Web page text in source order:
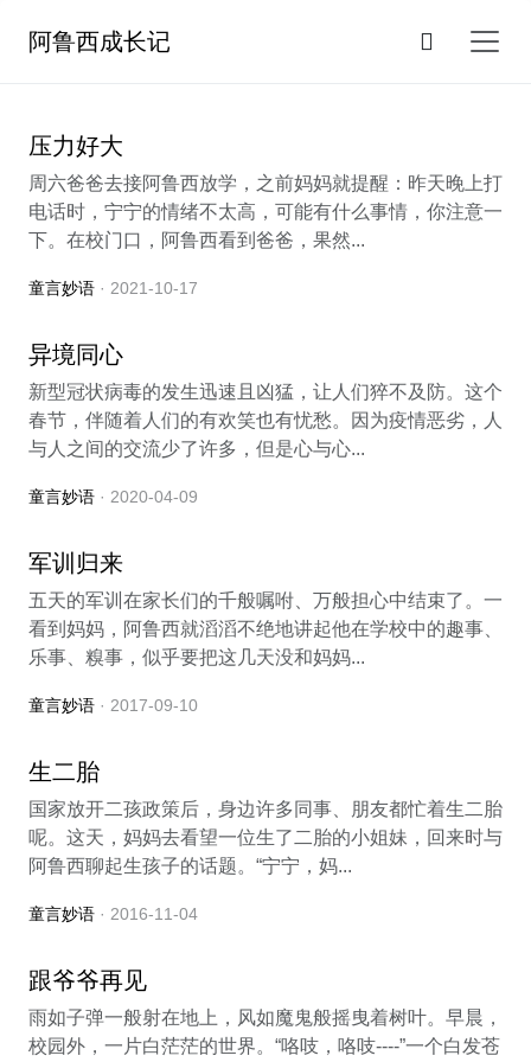
阿鲁西成长记
压力好大
周六爸爸去接阿鲁西放学，之前妈妈就提醒：昨天晚上打
电话时，宁宁的情绪不太高，可能有什么事情，你注意一
下。在校门口，阿鲁西看到爸爸，果然...
童言妙语 · 2021-10-17
异境同心
新型冠状病毒的发生迅速且凶猛，让人们猝不及防。这个
春节，伴随着人们的有欢笑也有忧愁。因为疫情恶劣，人
与人之间的交流少了许多，但是心与心...
童言妙语 · 2020-04-09
军训归来
五天的军训在家长们的千般嘱咐、万般担心中结束了。一
看到妈妈，阿鲁西就滔滔不绝地讲起他在学校中的趣事、
乐事、糗事，似乎要把这几天没和妈妈...
童言妙语 · 2017-09-10
生二胎
国家放开二孩政策后，身边许多同事、朋友都忙着生二胎
呢。这天，妈妈去看望一位生了二胎的小姐妹，回来时与
阿鲁西聊起生孩子的话题。“宁宁，妈...
童言妙语 · 2016-11-04
跟爷爷再见
雨如子弹一般射在地上，风如魔鬼般摇曳着树叶。早晨，
校园外，一片白茫茫的世界。“咯吱，咯吱----”一个白发苍